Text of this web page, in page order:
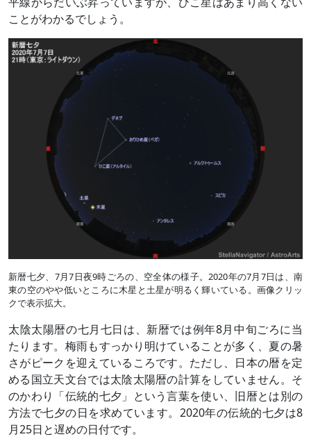
ことがわかるでしょう。
新暦七夕、7月7日夜9時ごろの、空全体の様子。2020年の7月7日は、南
東の空のやや低いところに木星と土星が明るく輝いている。画像クリッ
クで表示拡大。
太陰太陽暦の七月七日は、新暦では例年8月中旬ごろに当
たります。梅雨もすっかり明けていることが多く、夏の暑
さがピークを迎えているころです。ただし、日本の暦を定
める国立天文台では太陰太陽暦の計算をしていません。そ
のかわり「伝統的七夕」という言葉を使い、旧暦とは別の
方法で七夕の日を求めています。2020年の伝統的七夕は8
月25日と遅めの日付です。